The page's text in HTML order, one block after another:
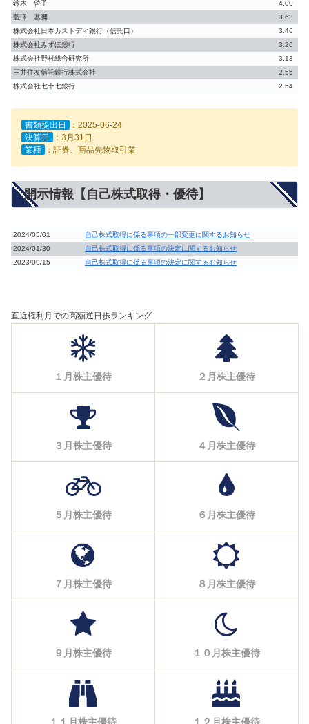
鈴木 啓子
4.00
藍澤 基彌
3.63
株式会社日本カストディ銀行（信託口）
3.46
株式会社みずほ銀行
3.26
株式会社野村総合研究所
3.13
三井住友信託銀行株式会社
2.55
株式会社七十七銀行
2.54
書類提出日
：2025-06-24
決算日
：3月31日
業種
：証券、商品先物取引業
開示情報【自己株式取得・優待】
2024/05/01
自己株式取得に係る事項の一部変更に関するお知らせ
2024/01/30
自己株式取得に係る事項の決定に関するお知らせ
2023/09/15
自己株式取得に係る事項の決定に関するお知らせ
直近権利月での高額逆日歩ランキング
１月株主優待 ２月株主優待
３月株主優待 ４月株主優待
５月株主優待 ６月株主優待
７月株主優待 ８月株主優待
９月株主優待 １０月株主優待